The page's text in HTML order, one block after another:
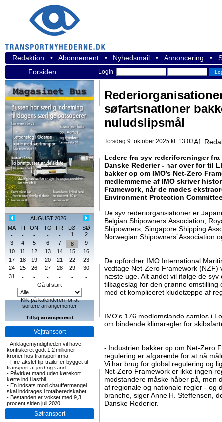
Redaktion • Abonnement • Nyhedsmail • Annoncering •
Forsiden
Login
AUGUST 2026
MA
TI ON TO FR LØ
SØ
-
- - - - 1
2
3
4 5 6 7 8
9
10
11 12 13 14 15
16
17
18 19 20 21 22
23
24
25 26 27 28 29
30
31
- - - - -
-
Gå til start
Klik på kalenderen for at
sortere arrangementer
Tilføj arrangement
Vejtransport
-Anklagemyndigheden vil have
konfiskeret godt 1,2 millioner
kroner hos transportfirma
- Fire-akslet tip-trailer er bygget til
transport af jord og sand
- Påvirket mand uden kørekort
kørte ind i lastbil
- En indsats mod chaufførmangel
skal inddrages i totalberedskabet
- Bestanden er vokset med 9,3
procent siden juli 2020
Søtransport
søfartsnationer
nuludslipsmål
Torsdag 9. oktober 2025 kl: 13:03Af:
Ledere fra syv rederiforeninger
Danske Rederier - har over for til
bakker op om IMO’s Net-Zero
medlemmerne af IMO skriver
Framework, når de mødes
Environment Protection Committee
De syv rederiorgansiationer er
Belgian Shipowners’ Association,
Shipowners, Singapore Shipping
Norwegian Shipowners’ Association
De opfordrer IMO International
vedtage Net-Zero Framework (NZF)
næste uge. Alt andet vil ifølge de
tilbageslag for den grønne omstilling
med et kompliceret kludetæppe af
IMO's 176 medlemslande samles i
om bindende klimaregler for
- Industrien bakker op om Net-Zero
regulering er afgørende for at nå
Vi har brug for global regulering og
Net-Zero Framework er ikke ingen
modstandere måske håber på, men
af regionale og nationale regler - og
branche, siger Anne H. Steffensen,
Danske Rederier.